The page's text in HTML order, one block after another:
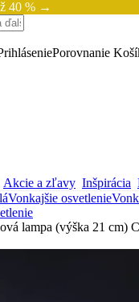
40 % →
Porovnanie
Akcie a zľavy Inšpirácia
Vonkajšie osvetlenie